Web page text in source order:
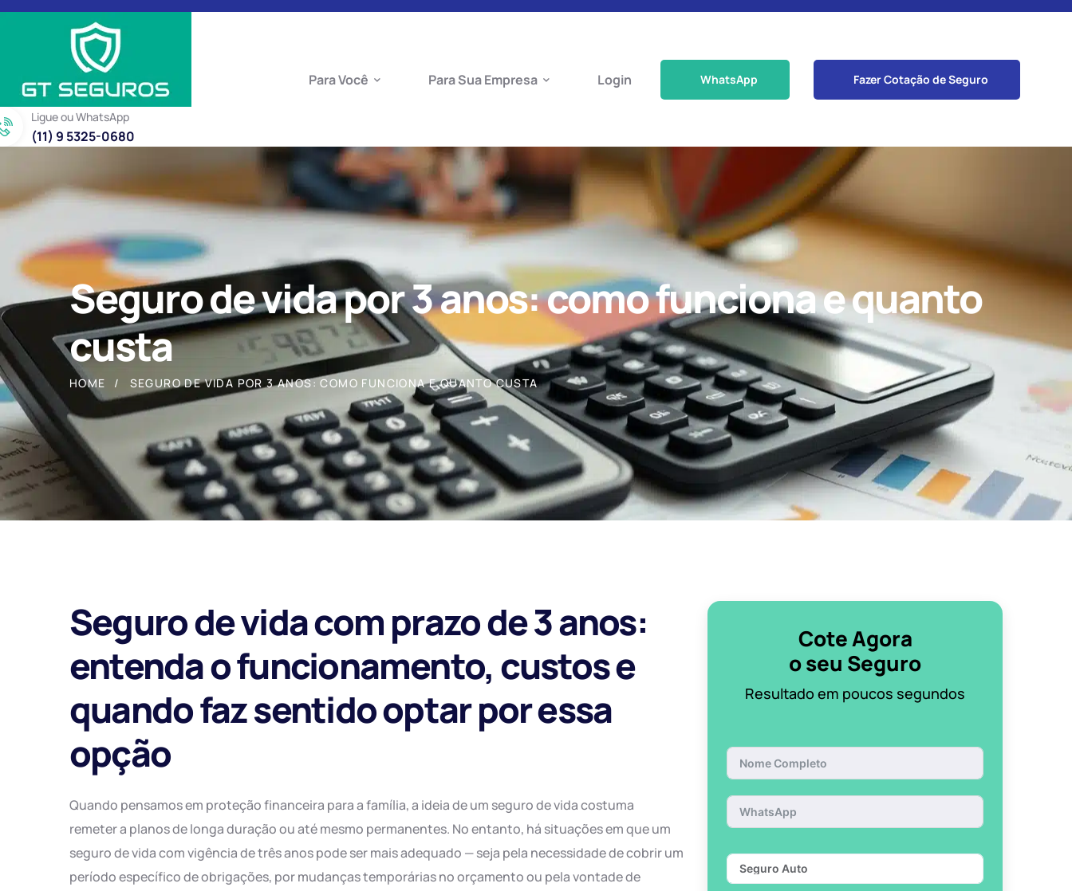
Ligue ou WhatsApp
(11) 9 5325-0680
Para Você Para Sua Empresa Login WhatsApp Fazer Cotação de Seguro
Seguro de vida por 3 anos: como funciona e quanto
custa
HOME SEGURO DE VIDA POR 3 ANOS: COMO FUNCIONA E QUANTO CUSTA
Seguro de vida com prazo de 3 anos:
entenda o funcionamento, custos e
quando faz sentido optar por essa
opção
Quando pensamos em proteção financeira para a família, a ideia de um seguro de vida costuma
remeter a planos de longa duração ou até mesmo permanentes. No entanto, há situações em que um
seguro de vida com vigência de três anos pode ser mais adequado — seja pela necessidade de cobrir um
período específico de obrigações, por mudanças temporárias no orçamento ou pela vontade de
Cote Agora
o seu Seguro
Resultado em poucos segundos